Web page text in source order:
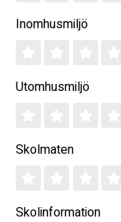
Inomhusmiljö
Utomhusmiljö
Skolmaten
Skolinformation